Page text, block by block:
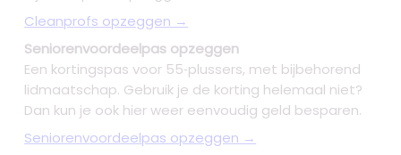
Cleanprofs opzeggen →
Seniorenvoordeelpas opzeggen
Een kortingspas voor 55‑plussers, met bijbehorend
lidmaatschap. Gebruik je de korting helemaal niet?
Dan kun je ook hier weer eenvoudig geld besparen.
Seniorenvoordeelpas opzeggen →